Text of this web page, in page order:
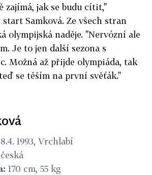
zajímá, jak se budu cítit,"
Samková. Ze všech stran
olympijská naděje. "Nervózní ale
Je to jen další sezona s
Možná až přijde olympiáda, tak
se těším na první svěťák."
1993, Vrchlabí
česká
170 cm, 55 kg